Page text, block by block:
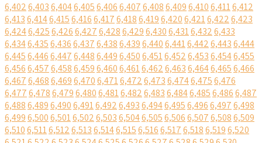
6,4026,4036,4046,4056,4066,4076,4086,4096,4106,4116,412
6,4136,4146,4156,4166,4176,4186,4196,4206,4216,4226,423
6,4246,4256,4266,4276,4286,4296,4306,4316,4326,433
6,4346,4356,4366,4376,4386,4396,4406,4416,4426,4436,444
6,4456,4466,4476,4486,4496,4506,4516,4526,4536,4546,455
6,4566,4576,4586,4596,4606,4616,4626,4636,4646,4656,466
6,4676,4686,4696,4706,4716,4726,4736,4746,4756,476
6,4776,4786,4796,4806,4816,4826,4836,4846,4856,4866,487
6,4886,4896,4906,4916,4926,4936,4946,4956,4966,4976,498
6,4996,5006,5016,5026,5036,5046,5056,5066,5076,5086,509
6,5106,5116,5126,5136,5146,5156,5166,5176,5186,5196,520